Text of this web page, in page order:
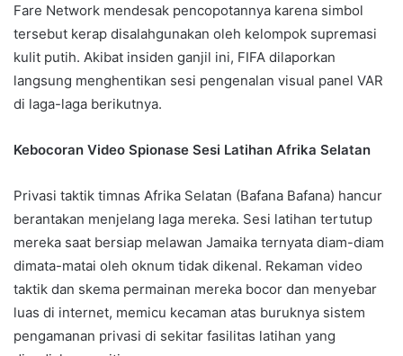
Fare Network mendesak pencopotannya karena simbol
tersebut kerap disalahgunakan oleh kelompok supremasi
kulit putih. Akibat insiden ganjil ini, FIFA dilaporkan
langsung menghentikan sesi pengenalan visual panel VAR
di laga-laga berikutnya.
Kebocoran Video Spionase Sesi Latihan Afrika Selatan
Privasi taktik timnas Afrika Selatan (Bafana Bafana) hancur
berantakan menjelang laga mereka. Sesi latihan tertutup
mereka saat bersiap melawan Jamaika ternyata diam-diam
dimata-matai oleh oknum tidak dikenal. Rekaman video
taktik dan skema permainan mereka bocor dan menyebar
luas di internet, memicu kecaman atas buruknya sistem
pengamanan privasi di sekitar fasilitas latihan yang